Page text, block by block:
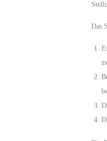
Das